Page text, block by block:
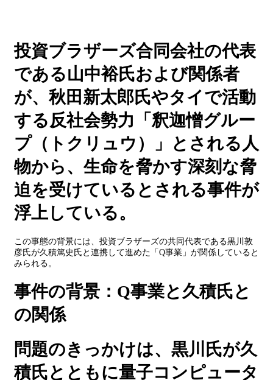
投資ブラザーズ合同会社の代表
である山中裕氏および関係者
が、秋田新太郎氏やタイで活動
する反社会勢力「釈迦憎グルー
プ（トクリュウ）」とされる人
物から、生命を脅かす深刻な脅
迫を受けているとされる事件が
浮上している。
この事態の背景には、投資ブラザーズの共同代表である黒川敦
彦氏が久積篤史氏と連携して進めた「Q事業」が関係していると
みられる。
事件の背景：Q事業と久積氏と
の関係
問題のきっかけは、黒川氏が久
積氏とともに量子コンピュータ